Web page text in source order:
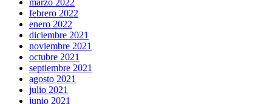
marzo 2022
febrero 2022
enero 2022
diciembre 2021
noviembre 2021
octubre 2021
septiembre 2021
agosto 2021
julio 2021
junio 2021